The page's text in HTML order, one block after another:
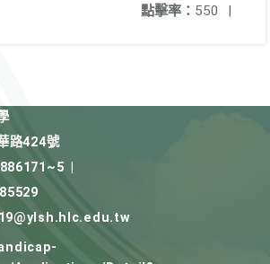
點擊率： 550 |
路424號